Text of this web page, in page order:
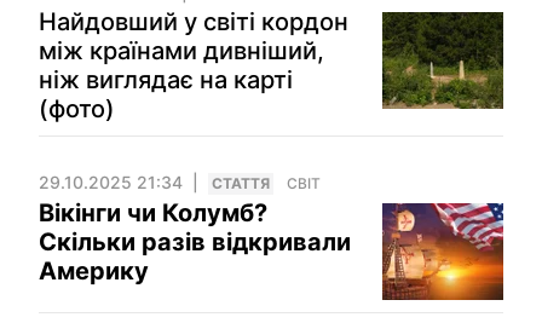
Найдовший у світі кордон
між країнами дивніший,
ніж виглядає на карті
(фото)
29.10.2025 21:34 СТАТТЯ СВІТ
Вікінги чи Колумб?
Скільки разів відкривали
Америку